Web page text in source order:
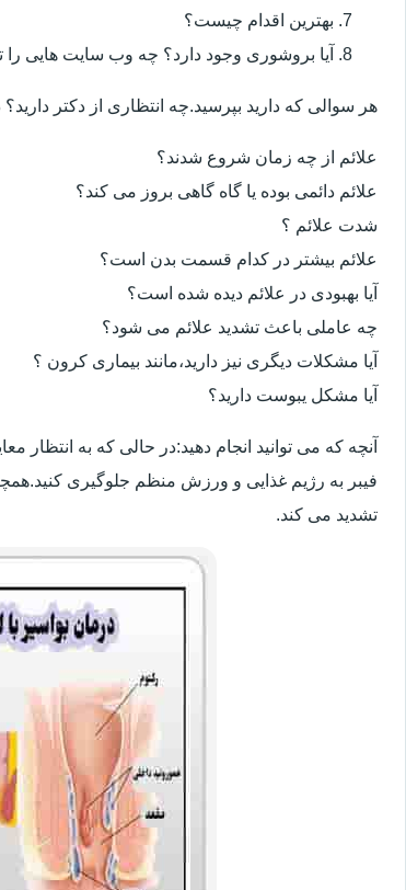
بهترین اقدام چیست؟
آیا بروشوری وجود دارد؟ چه وب سایت هایی را
هر سوالی که دارید بپرسید.چه انتظاری از دکتر
علائم از چه زمان شروع شدند؟
علائم دائمی بوده یا گاه گاهی بروز می کند؟
شدت علائم ؟
علائم بیشتر در کدام قسمت بدن است؟
آیا بهبودی در علائم دیده شده است؟
چه عاملی باعث تشدید علائم می شود؟
آیا مشکلات دیگری نیز دارید،مانند بیماری کرون ؟
آیا مشکل یبوست دارید؟
آنچه که می توانید انجام دهید:در حالی که به
فیبر به رژیم غذایی و ورزش منظم جلوگیری
تشدید می کند.